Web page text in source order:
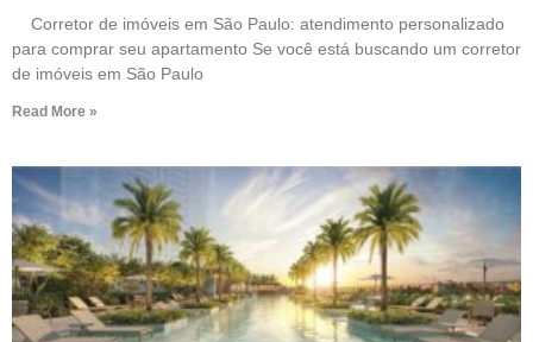
Corretor de imóveis em São Paulo: atendimento personalizado
para comprar seu apartamento Se você está buscando um corretor
de imóveis em São Paulo
Read More »